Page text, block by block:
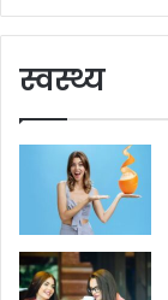
स्वस्थ्य